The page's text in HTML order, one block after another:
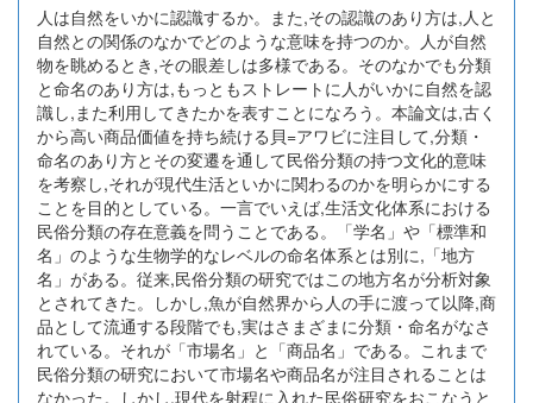
人は自然をいかに認識するか。また,その認識のあり方は,人と
自然との関係のなかでどのような意味を持つのか。人が自然
物を眺めるとき,その眼差しは多様である。そのなかでも分類
と命名のあり方は,もっともストレートに人がいかに自然を認
識し,また利用してきたかを表すことになろう。本論文は,古く
から高い商品価値を持ち続ける貝=アワビに注目して,分類・
命名のあり方とその変遷を通して民俗分類の持つ文化的意味
を考察し,それが現代生活といかに関わるのかを明らかにする
ことを目的としている。一言でいえば,生活文化体系における
民俗分類の存在意義を問うことである。「学名」や「標準和
名」のような生物学的なレベルの命名体系とは別に,「地方
名」がある。従来,民俗分類の研究ではこの地方名が分析対象
とされてきた。しかし,魚が自然界から人の手に渡って以降,商
品として流通する段階でも,実はさまざまに分類・命名がなさ
れている。それが「市場名」と「商品名」である。これまで
民俗分類の研究において市場名や商品名が注目されることは
なかった。しかし,現代を射程に入れた民俗研究をおこなうと